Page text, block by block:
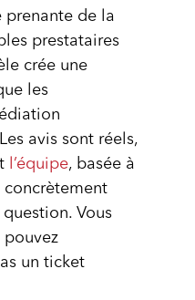
prenante de la
prestataires
crée une
les
avis sont réels,
l’équipe, basée à
concrètement
Vous
pouvez
un ticket